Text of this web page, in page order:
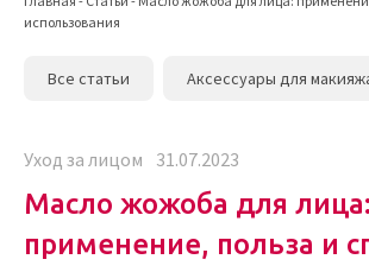
использования
Все статьи Аксессуары для
Уход за лицом 31.07.2023
Масло жожоба для лица:
применение, польза и